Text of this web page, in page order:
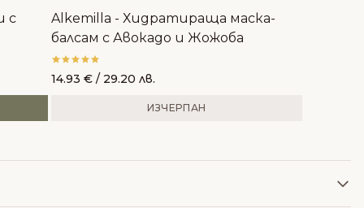
с
Alkemilla - Хидратираща маска-
балсам с Авокадо и Жожоба
14.93 € / 29.20 лв.
ИЗЧЕРПАН